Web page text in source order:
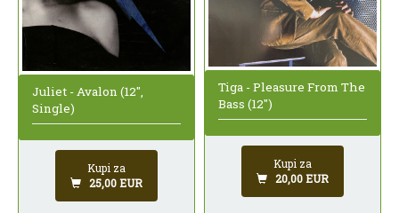
Juliet - Avalon (12",
Single)
Kupi za
25,00 EUR
Tiga - Pleasure From The
Bass (12")
Kupi za
20,00 EUR